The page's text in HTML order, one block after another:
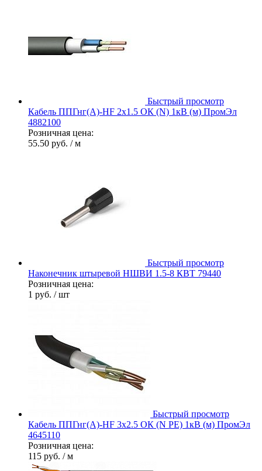
Быстрый просмотр
Кабель ППГнг(А)-HF 2х1.5 ОК (N) 1кВ (м) ПромЭл
4882100
Розничная цена:
55.50 руб. / м
Быстрый просмотр
Наконечник штыревой НШВИ 1.5-8 КВТ 79440
Розничная цена:
1 руб. / шт
Быстрый просмотр
Кабель ППГнг(А)-HF 3х2.5 ОК (N PE) 1кВ (м) ПромЭл
4645110
Розничная цена:
115 руб. / м